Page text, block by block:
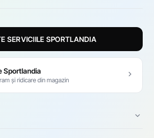
SERVICIILE SPORTLANDIA
Sportlandia
și ridicare din magazin